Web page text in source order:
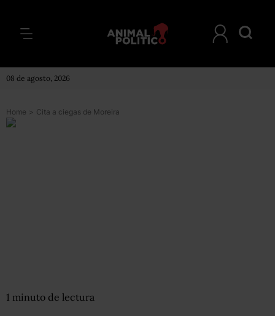
08 de agosto, 2026
Home > Cita a ciegas de Moreira
1 minuto de lectura